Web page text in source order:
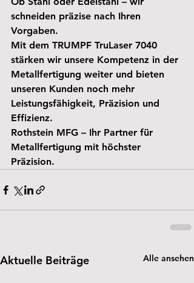
schneiden präzise nach Ihren
Vorgaben.
Mit dem TRUMPF TruLaser 7040
stärken wir unsere Kompetenz in der
Metallfertigung weiter und bieten
unseren Kunden noch mehr
Leistungsfähigkeit, Präzision und
Effizienz.
Rothstein MFG – Ihr Partner für
Metallfertigung mit höchster
Präzision.
Aktuelle Beiträge Alle ansehen